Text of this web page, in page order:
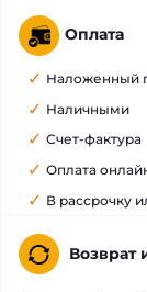
Оплата
Наложенный
Наличными
Счет-фактура
Оплата
В рассрочку
Возврат